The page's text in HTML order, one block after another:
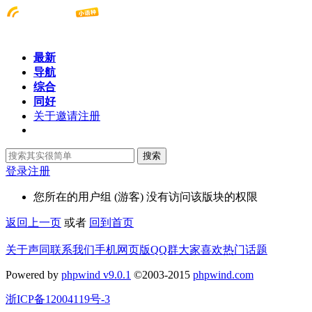
最新
导航
综合
同好
关于邀请注册
搜索
登录注册
您所在的用户组 (游客) 没有访问该版块的权限
返回上一页 或者 回到首页
关于声同联系我们手机网页版QQ群大家喜欢热门话题
Powered by phpwind v9.0.1 ©2003-2015 phpwind.com
浙ICP备12004119号-3